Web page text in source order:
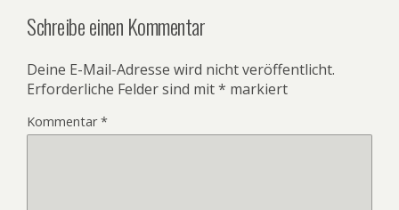
Schreibe einen Kommentar
Deine E-Mail-Adresse wird nicht veröffentlicht.
Erforderliche Felder sind mit* markiert
Kommentar*